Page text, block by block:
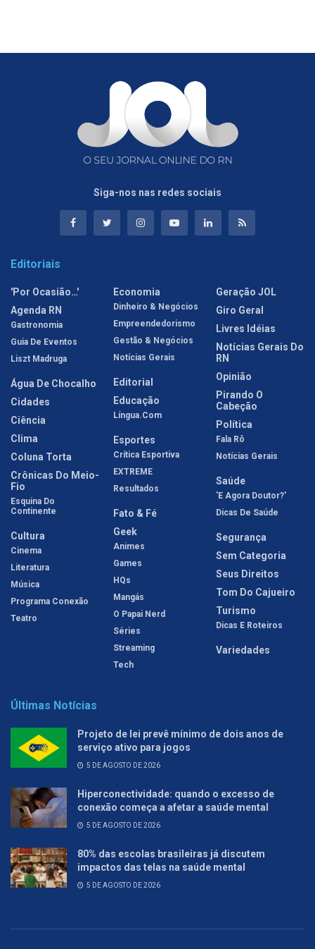
Siga-nos nas redes sociais
Editoriais
'Por Ocasião…'
Agenda RN
Gastronomia
Guia De Eventos
Liszt Madruga
Água De Chocalho
Cidades
Ciência
Clima
Coluna Torta
Crônicas Do Meio-
Fio
Esquina Do
Continente
Cultura
Cinema
Literatura
Música
Programa Conexão
Teatro
Economia
Dinheiro & Negócios
Empreendedorismo
Gestão & Negócios
Notícias Gerais
Editorial
Educação
Língua.com
Esportes
Crítica Esportiva
EXTREME
Resultados
Fato & Fé
Geek
Animes
Games
HQs
Mangás
O Papai Nerd
Séries
Streaming
Tech
Geração JOL
Giro Geral
Livres Idéias
Notícias Gerais Do
RN
Opinião
Pirando O
Cabeção
Política
Fala Rô
Notícias Gerais
Saúde
'E Agora Doutor?'
Dicas De Saúde
Segurança
Sem Categoria
Seus Direitos
Tom Do Cajueiro
Turismo
Dicas E Roteiros
Variedades
Últimas Notícias
Projeto de lei prevê mínimo de dois anos de
serviço ativo para jogos
5 DE AGOSTO DE 2026
Hiperconectividade: quando o excesso de
conexão começa a afetar a saúde mental
5 DE AGOSTO DE 2026
80% das escolas brasileiras já discutem
impactos das telas na saúde mental
5 DE AGOSTO DE 2026